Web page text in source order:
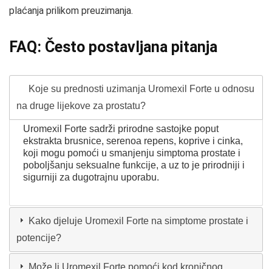
plaćanja prilikom preuzimanja.
FAQ: Često postavljana pitanja
Koje su prednosti uzimanja Uromexil Forte u odnosu
na druge lijekove za prostatu?
Uromexil Forte sadrži prirodne sastojke poput
ekstrakta brusnice, serenoa repens, koprive i cinka,
koji mogu pomoći u smanjenju simptoma prostate i
poboljšanju seksualne funkcije, a uz to je prirodniji i
sigurniji za dugotrajnu uporabu.
Kako djeluje Uromexil Forte na simptome prostate i
potencije?
Može li Uromexil Forte pomoći kod kroničnog